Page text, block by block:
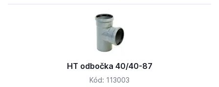
HT odbočka 40/40-87
Kód: 113003